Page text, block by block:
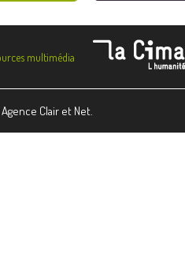
multimédia
Clair et Net.